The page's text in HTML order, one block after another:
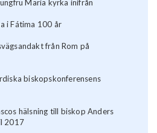
Maria kyrka inifrån
i Fátima 100 år
från Rom på
biskopskonferensens
hälsning till biskop Anders
2017